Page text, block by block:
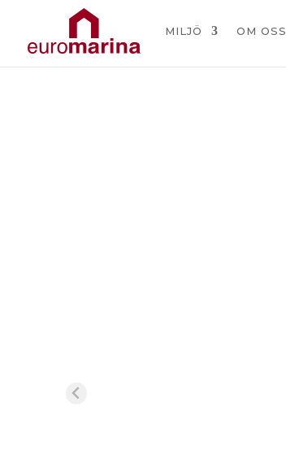
MILJÖ OM OSS